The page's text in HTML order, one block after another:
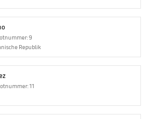
9
Republik
11